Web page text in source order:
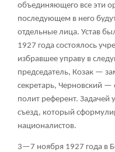
объединяющего все эти
последующем в него
отдельные лица. Устав
1927 года состоялось
избравшее управу в
председатель, Козак —
секретарь, Черновский
полит референт.
съезд, который
националистов.
3—7 ноября 1927 года в